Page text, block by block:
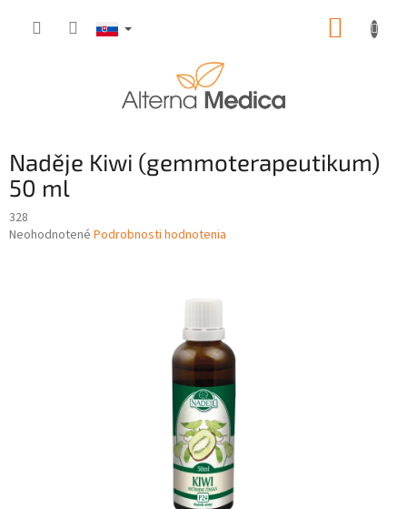
Naděje Kiwi (gemmoterapeutikum)
50 ml
328
Priemerné
Neohodnotené Podrobnosti hodnotenia